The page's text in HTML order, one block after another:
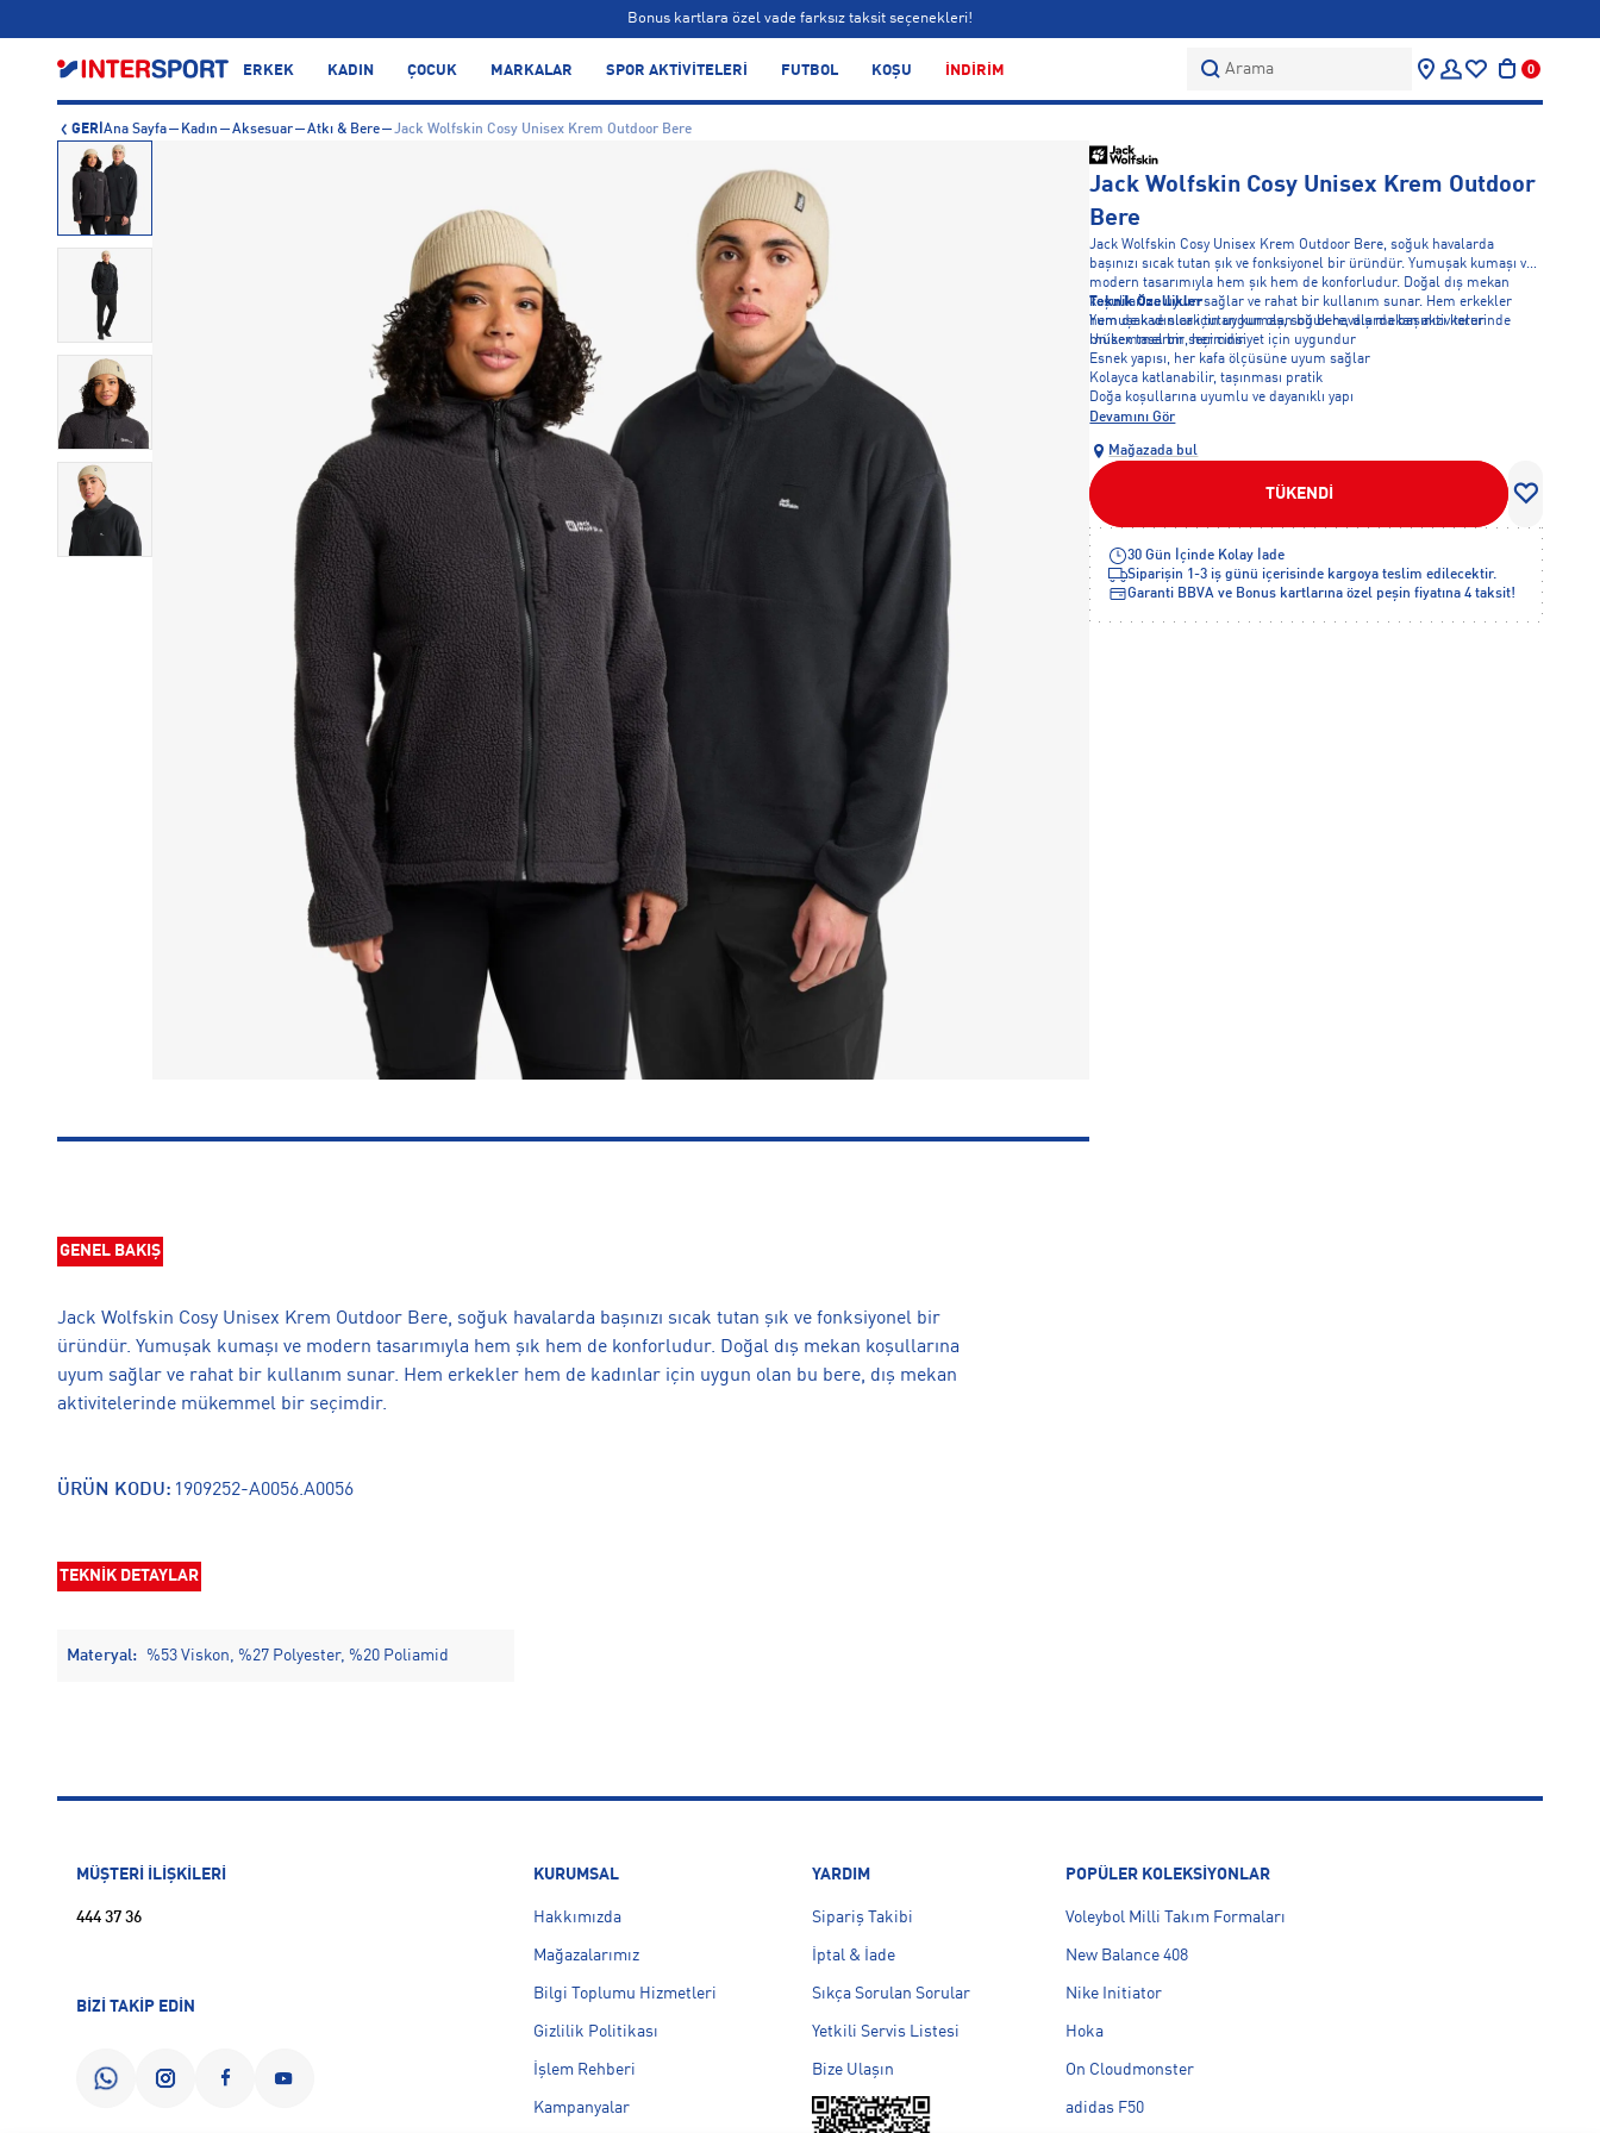
Bonus kartlara özel vade farksız taksit seçenekleri!
ERKEK KADIN ÇOCUK MARKALAR SPOR AKTİVİTELERİ FUTBOL KOŞU İNDİRİM Arama 0
GERİ Ana Sayfa Kadın Aksesuar Atkı & Bere Jack Wolfskin Cosy Unisex Krem Outdoor Bere
GENEL BAKIŞ
Jack Wolfskin Cosy Unisex Krem Outdoor Bere, soğuk havalarda başınızı sıcak tutan şık ve fonksiyonel bir
üründür. Yumuşak kumaşı ve modern tasarımıyla hem şık hem de konforludur. Doğal dış mekan koşullarına
uyum sağlar ve rahat bir kullanım sunar. Hem erkekler hem de kadınlar için uygun olan bu bere, dış mekan
aktivitelerinde mükemmel bir seçimdir.
ÜRÜN KODU: 1909252-A0056.A0056
TEKNİK DETAYLAR
Materyal: %53 Viskon, %27 Polyester, %20 Poliamid
Jack Wolfskin Cosy Unisex Krem Outdoor
Bere
Jack Wolfskin Cosy Unisex Krem Outdoor Bere, soğuk havalarda
başınızı sıcak tutan şık ve fonksiyonel bir üründür. Yumuşak kumaşı ve
modern tasarımıyla hem şık hem de konforludur. Doğal dış mekan
koşullarına uyum sağlar ve rahat bir kullanım sunar. Hem erkekler
hem de kadınlar için uygun olan bu bere, dış mekan aktivitelerinde
mükemmel bir seçimdir.
Teknik Özellikler
Yumuşak ve sıcak tutan kumaş, soğuk havalarda başınızı korur
Unisex tasarım, her cinsiyet için uygundur
Esnek yapısı, her kafa ölçüsüne uyum sağlar
Kolayca katlanabilir, taşınması pratik
Doğa koşullarına uyumlu ve dayanıklı yapı
Devamını Gör
Mağazada bul
TÜKENDİ
30 Gün İçinde Kolay İade
Siparişin 1-3 iş günü içerisinde kargoya teslim edilecektir.
Garanti BBVA ve Bonus kartlarına özel peşin fiyatına 4 taksit!
MÜŞTERİ İLİŞKİLERİ
444 37 36
BİZİ TAKİP EDİN
KURUMSAL
Hakkımızda
Mağazalarımız
Bilgi Toplumu Hizmetleri
Gizlilik Politikası
İşlem Rehberi
Kampanyalar
YARDIM
Sipariş Takibi
İptal & İade
Sıkça Sorulan Sorular
Yetkili Servis Listesi
Bize Ulaşın
POPÜLER KOLEKSİYONLAR
Voleybol Milli Takım Formaları
New Balance 408
Nike Initiator
Hoka
On Cloudmonster
adidas F50